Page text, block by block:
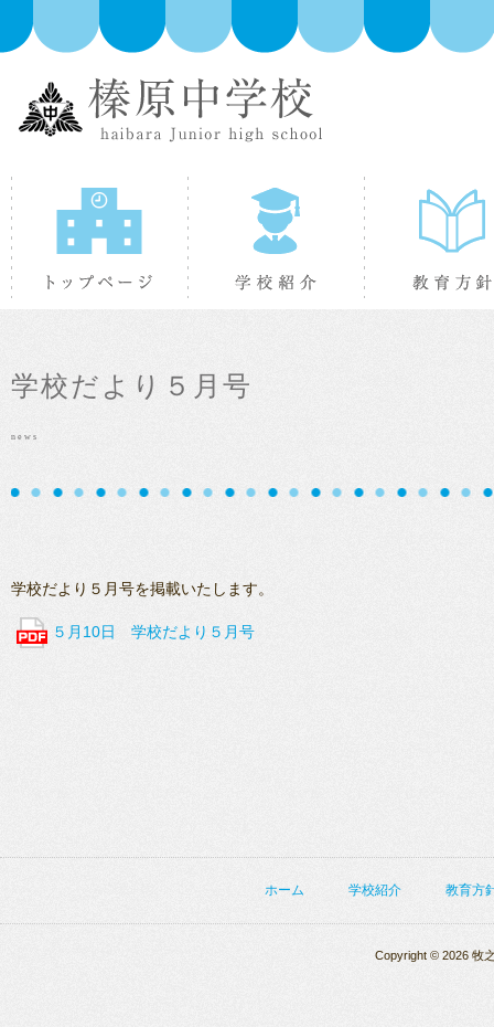
トップページ 学校紹介
学校だより５月号
news
学校だより５月号を掲載いたします。
５月10日 学校だより５月号
ホーム 学校紹介 教育方
Copyright © 2026 牧